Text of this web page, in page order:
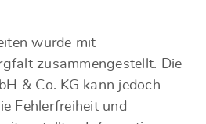
wurde mit
zusammengestellt. Die
& Co. KG kann jedoch
Fehlerfreiheit und